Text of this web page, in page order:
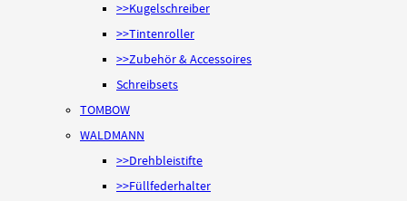
>>Kugelschreiber
>>Tintenroller
>>Zubehör & Accessoires
Schreibsets
TOMBOW
WALDMANN
>>Drehbleistifte
>>Füllfederhalter